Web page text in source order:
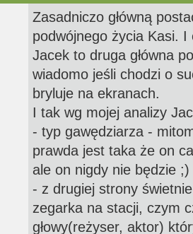
Zasadniczo główną
podwójnego życia Kasi. I
Jacek to druga główna
wiadomo jeśli chodzi o
bryluje na ekranach.
I tak wg mojej analizy
- typ gawędziarza -
prawda jest taka że on
ale on nigdy nie będzie ;)
- z drugiej strony
zegarka na stacji, czym
głowy(reżyser, aktor)